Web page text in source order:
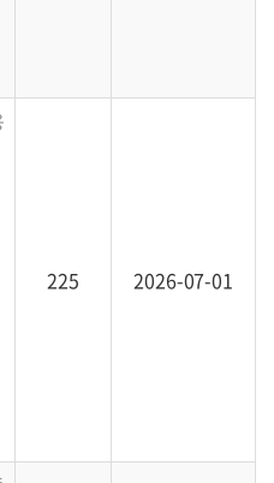
동물을 관리하는 방법에 대한 설명
225 2026-07-01